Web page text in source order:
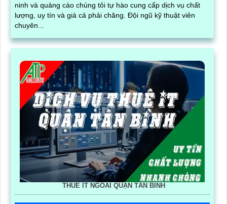
ninh và quảng cáo chúng tôi tự hào cung cấp dịch vụ chất
lượng, uy tín và giá cả phải chăng. Đội ngũ kỹ thuật viên
chuyên...
THUÊ IT NGOÀI QUẬN TÂN BÌNH